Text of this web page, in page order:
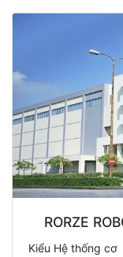
RORZE
Kiểu Hệ thống cơ